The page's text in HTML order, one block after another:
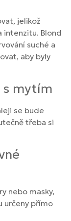
jelikož
intenzitu. Blond
suché a
aby byly
s mytím
se bude
třeba si
nebo masky,
určeny přímo